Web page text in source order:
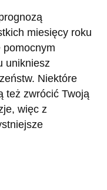
miesięcy roku
pomocnym
unikniesz
Niektóre
też zwrócić Twoją
więc z